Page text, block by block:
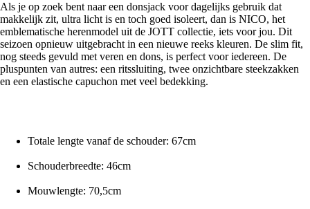
Als je op zoek bent naar een donsjack voor dagelijks gebruik dat
makkelijk zit, ultra licht is en toch goed isoleert, dan is NICO, het
emblematische herenmodel uit de JOTT collectie, iets voor jou. Dit
seizoen opnieuw uitgebracht in een nieuwe reeks kleuren. De slim fit,
nog steeds gevuld met veren en dons, is perfect voor iedereen. De
pluspunten van autres: een ritssluiting, twee onzichtbare steekzakken
en een elastische capuchon met veel bedekking.
Totale lengte vanaf de schouder: 67cm
Schouderbreedte: 46cm
Mouwlengte: 70,5cm